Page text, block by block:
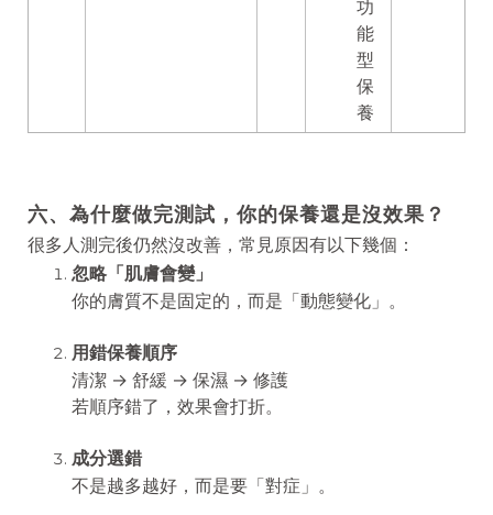
功
能
型
保
養
六、為什麼做完測試，你的保養還是沒效果？
很多人測完後仍然沒改善，常見原因有以下幾個：
忽略「肌膚會變」
你的膚質不是固定的，而是「動態變化」。
用錯保養順序
清潔 → 舒緩 → 保濕 → 修護
若順序錯了，效果會打折。
成分選錯
不是越多越好，而是要「對症」。